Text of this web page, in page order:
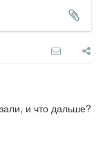
и что дальше?